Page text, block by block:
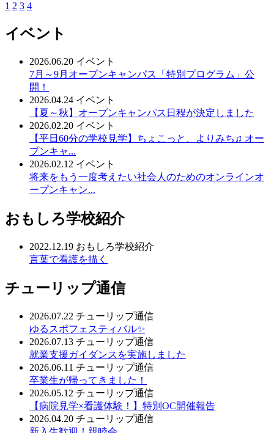
1 2 3 4
イベント
2026.06.20 イベント
7月～9月オープンキャンパス「特別プログラム」公
開！
2026.04.24 イベント
【夏～秋】オープンキャンパス日程が決定しました
2026.02.20 イベント
【平日60分の学校見学】ちょこっと、よりみち♫ オー
プンキャ...
2026.02.12 イベント
将来をもう一度考えたい社会人のためのオンラインオ
ープンキャン...
おもしろ学校紹介
2022.12.19 おもしろ学校紹介
言葉で看護を描く
チューリップ通信
2026.07.22 チューリップ通信
ゆるスポフェスティバル✨
2026.07.13 チューリップ通信
就業支援ガイダンスを実施しました
2026.06.11 チューリップ通信
卒業生が帰ってきました！
2026.05.12 チューリップ通信
【病院見学×看護体験！】特別OC開催報告
2026.04.20 チューリップ通信